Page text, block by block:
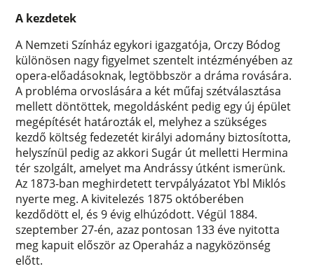
A kezdetek
A Nemzeti Színház egykori igazgatója, Orczy Bódog
különösen nagy figyelmet szentelt intézményében az
opera-előadásoknak, legtöbbször a dráma rovására.
A probléma orvoslására a két műfaj szétválasztása
mellett döntöttek, megoldásként pedig egy új épület
megépítését határozták el, melyhez a szükséges
kezdő költség fedezetét királyi adomány biztosította,
helyszínül pedig az akkori Sugár út melletti Hermina
tér szolgált, amelyet ma Andrássy útként ismerünk.
Az 1873-ban meghirdetett tervpályázatot Ybl Miklós
nyerte meg. A kivitelezés 1875 októberében
kezdődött el, és 9 évig elhúzódott. Végül 1884.
szeptember 27-én, azaz pontosan 133 éve nyitotta
meg kapuit először az Operaház a nagyközönség
előtt.